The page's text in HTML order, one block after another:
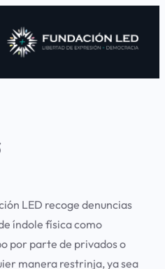
LED recoge denuncias
índole física como
por parte de privados o
manera restrinja, ya sea